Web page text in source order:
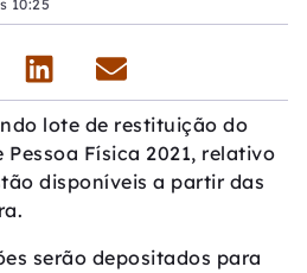
10:25
lote de restituição do
Física 2021, relativo
disponíveis a partir das
serão depositados para